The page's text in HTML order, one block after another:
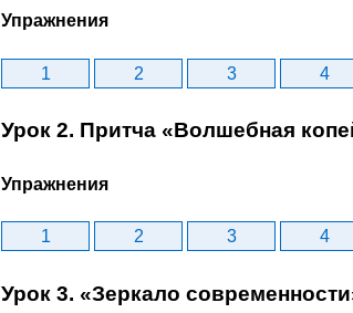
Упражнения
1 2 3 4
Урок 2. Притча «Волшебная
Упражнения
1 2 3 4
Урок 3. «Зеркало